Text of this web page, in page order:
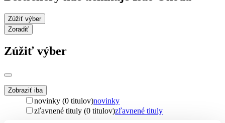
Zúžiť výber
Zoradiť
Zúžiť výber
Zobraziť iba
novinky (0 titulov)novinky
zľavnené tituly (0 titulov)zľavnené tituly